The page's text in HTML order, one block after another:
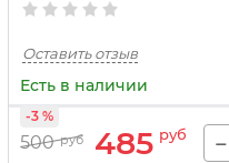
Оставить отзыв
Есть в наличии
500 руб 485 руб
-3 %
−